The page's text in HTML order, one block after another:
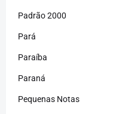
Padrão 2000
Pará
Paraíba
Paraná
Pequenas Notas